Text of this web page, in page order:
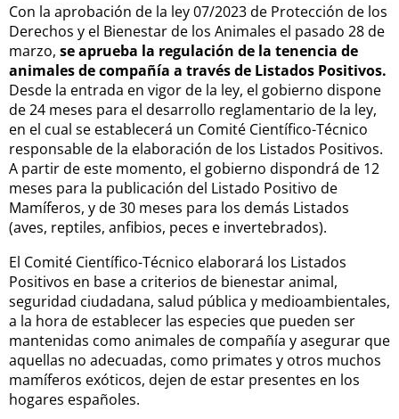
Con la aprobación de la ley 07/2023 de Protección de los
Derechos y el Bienestar de los Animales el pasado 28 de
marzo, se aprueba la regulación de la tenencia de
animales de compañía a través de Listados Positivos.
Desde la entrada en vigor de la ley, el gobierno dispone
de 24 meses para el desarrollo reglamentario de la ley,
en el cual se establecerá un Comité Científico-Técnico
responsable de la elaboración de los Listados Positivos.
A partir de este momento, el gobierno dispondrá de 12
meses para la publicación del Listado Positivo de
Mamíferos, y de 30 meses para los demás Listados
(aves, reptiles, anfibios, peces e invertebrados).
El Comité Científico-Técnico elaborará los Listados
Positivos en base a criterios de bienestar animal,
seguridad ciudadana, salud pública y medioambientales,
a la hora de establecer las especies que pueden ser
mantenidas como animales de compañía y asegurar que
aquellas no adecuadas, como primates y otros muchos
mamíferos exóticos, dejen de estar presentes en los
hogares españoles.